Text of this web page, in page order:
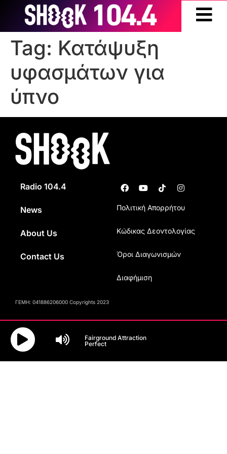
Tag: Κατάψυξη
υφασμάτων για
ύπνο
Radio 104.4
News
About Us
Contact Us
Πολιτική Απορρήτου
Κώδικας Δεοντολογίας
Όροι Διαγωνισμών
Διαφήμιση
ΓΕΜΗ: 041886206000 Copyrights 2023
Fairground Attraction
Perfect